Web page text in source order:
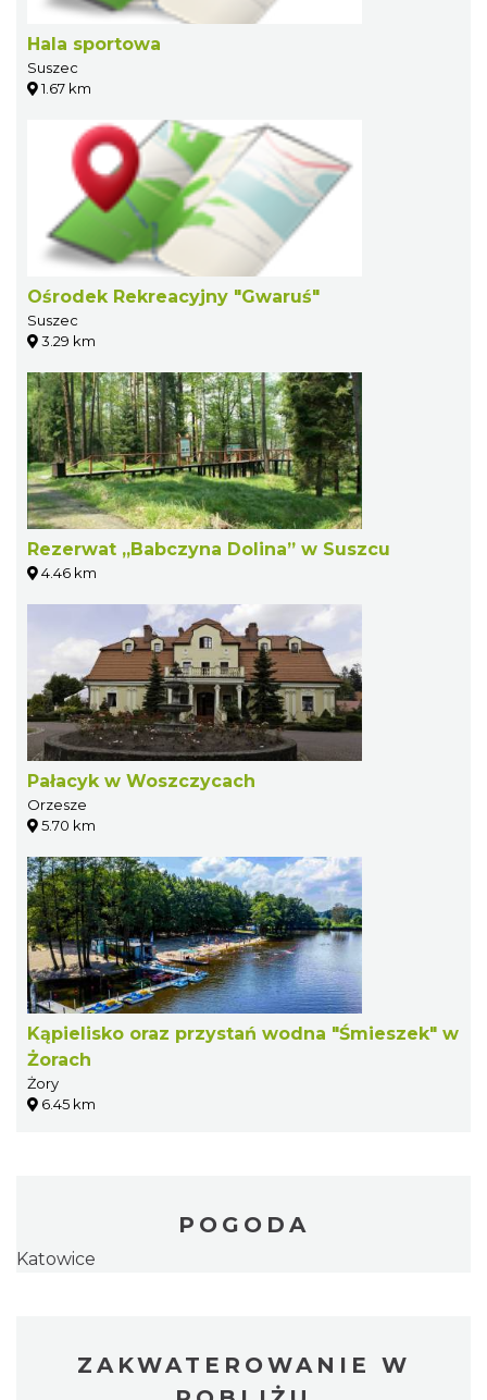
Hala sportowa
Suszec
1.67 km
Ośrodek Rekreacyjny "Gwaruś"
Suszec
3.29 km
Rezerwat „Babczyna Dolina” w Suszcu
4.46 km
Pałacyk w Woszczycach
Orzesze
5.70 km
Kąpielisko oraz przystań wodna "Śmieszek" w
Żorach
Żory
6.45 km
POGODA
Katowice
ZAKWATEROWANIE W